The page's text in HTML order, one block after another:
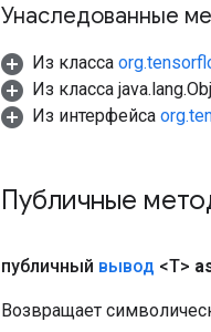
Унаследованные
Из класса
Из класса
Из интерфейса
Публичные
публичный вывод <T>
Возвращает